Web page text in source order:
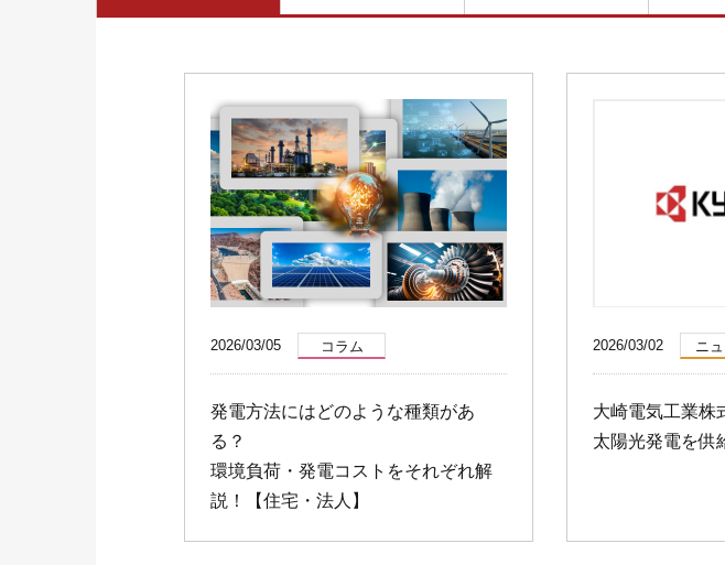
京セラの産業用自家
簡単シミュレーション
O&Mサービス
導入ガイド
2026/03/05 コラム
発電方法にはどのような種類があ
る？
環境負荷・発電コストをそれぞれ解
説！【住宅・法人】
2026/03/02 ニ
大崎電気工業株
太陽光発電を供